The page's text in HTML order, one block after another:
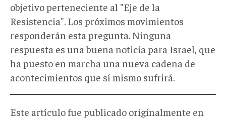
objetivo perteneciente al "Eje de la
Resistencia". Los próximos movimientos
responderán esta pregunta. Ninguna
respuesta es una buena noticia para Israel, que
ha puesto en marcha una nueva cadena de
acontecimientos que sí mismo sufrirá.
Este artículo fue publicado originalmente en